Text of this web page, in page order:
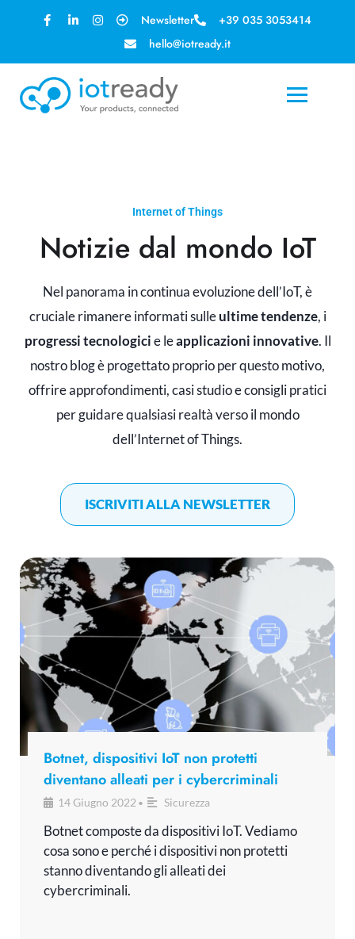
Newsletter
+39 035 3053414
hello@iotready.it
Internet of Things
Notizie dal mondo IoT
Nel panorama in continua evoluzione dell’IoT, è
cruciale rimanere informati sulleultime tendenze, i
progressi tecnologicie leapplicazioni innovative. Il
nostro blog è progettato proprio per questo motivo,
offrire approfondimenti, casi studio e consigli pratici
per guidare qualsiasi realtà verso il mondo
dell’Internet of Things.
ISCRIVITI ALLA NEWSLETTER
Botnet, dispositivi IoT non protetti
diventano alleati per i cybercriminali
14 Giugno 2022 • Sicurezza
Botnet composte da dispositivi IoT. Vediamo
cosa sono e perché i dispositivi non protetti
stanno diventando gli alleati dei
cybercriminali.